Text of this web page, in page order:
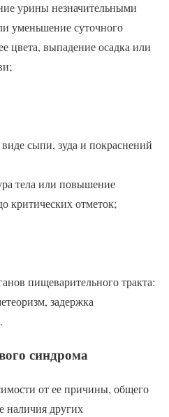
урины незначительными
уменьшение суточного
цвета, выпадение осадка или
сыпи, зуда и покраснений
тела или повышение
критических отметок;
пищеварительного тракта:
задержка
синдрома
от ее причины, общего
наличия других